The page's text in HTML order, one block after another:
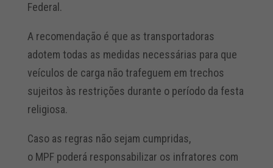
Federal.
A recomendação é que as transportadoras
adotem todas as medidas necessárias para que
veículos de carga não trafeguem em trechos
sujeitos às restrições durante o período da festa
religiosa.
Caso as regras não sejam cumpridas,
o MPF poderá responsabilizar os infratores com